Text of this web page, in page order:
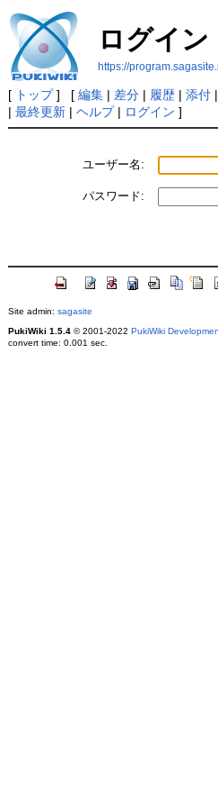
ログイン
https://
[ トップ] [ 編集| 差分| 履歴| 添付|
| 最終更新| ヘルプ| ログイン ]
ユーザー名:
パスワード:
Site admin: sagasite
PukiWiki 1.5.4© 2001-2022 PukiWiki
convert time: 0.001 sec.